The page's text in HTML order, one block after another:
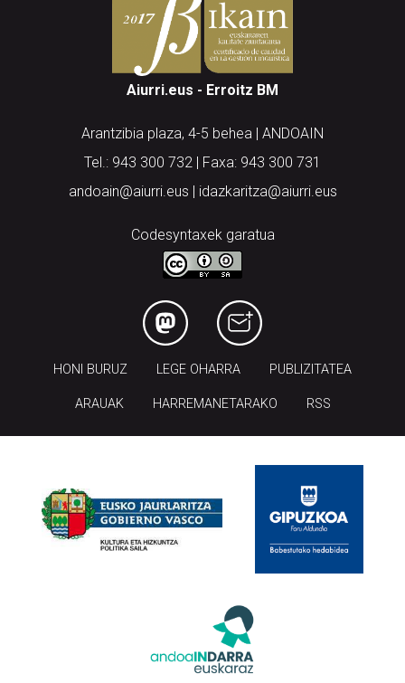
Aiurri.eus - Erroitz BM
Arantzibia plaza, 4-5 behea | ANDOAIN
Tel.: 943 300 732 | Faxa: 943 300 731
andoain@aiurri.eus | idazkaritza@aiurri.eus
Codesyntaxek garatua
HONI BURUZ LEGE OHARRA PUBLIZITATEA
ARAUAK HARREMANETARAKO RSS